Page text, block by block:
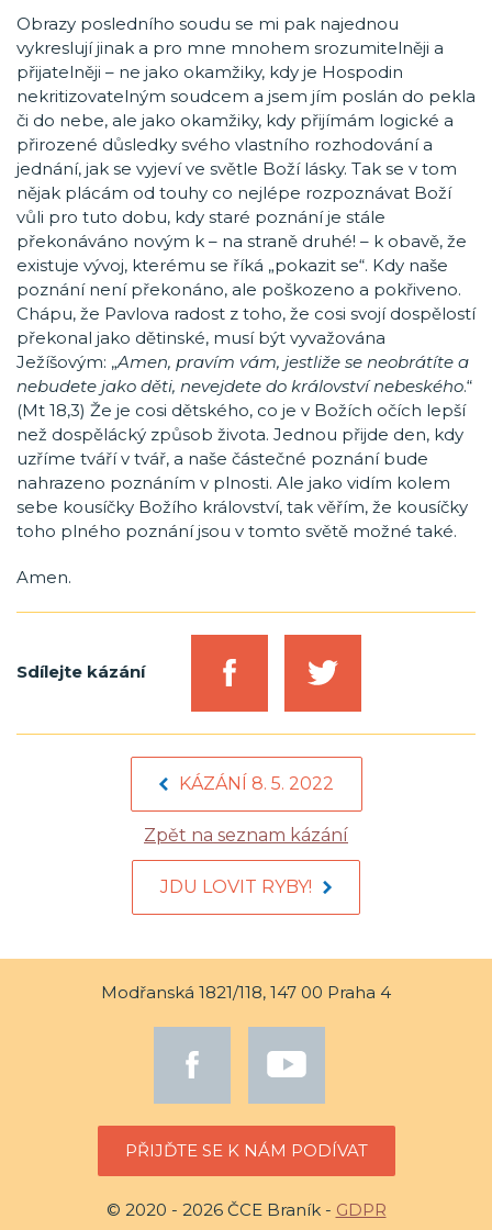
Obrazy posledního soudu se mi pak najednou
vykreslují jinak a pro mne mnohem srozumitelněji a
přijatelněji – ne jako okamžiky, kdy je Hospodin
nekritizovatelným soudcem a jsem jím poslán do pekla
či do nebe, ale jako okamžiky, kdy přijímám logické a
přirozené důsledky svého vlastního rozhodování a
jednání, jak se vyjeví ve světle Boží lásky. Tak se v tom
nějak plácám od touhy co nejlépe rozpoznávat Boží
vůli pro tuto dobu, kdy staré poznání je stále
překonáváno novým k – na straně druhé! – k obavě, že
existuje vývoj, kterému se říká „pokazit se“. Kdy naše
poznání není překonáno, ale poškozeno a pokřiveno.
Chápu, že Pavlova radost z toho, že cosi svojí dospělostí
překonal jako dětinské, musí být vyvažována
Ježíšovým: „Amen, pravím vám, jestliže se neobrátíte a
nebudete jako děti, nevejdete do království nebeského.“
(Mt 18,3) Že je cosi dětského, co je v Božích očích lepší
než dospělácký způsob života. Jednou přijde den, kdy
uzříme tváří v tvář, a naše částečné poznání bude
nahrazeno poznáním v plnosti. Ale jako vidím kolem
sebe kousíčky Božího království, tak věřím, že kousíčky
toho plného poznání jsou v tomto světě možné také.
Amen.
Sdílejte kázání
KÁZÁNÍ 8. 5. 2022
Zpět na seznam kázání
JDU LOVIT RYBY!
Modřanská 1821/118, 147 00 Praha 4
PŘIJĎTE SE K NÁM PODÍVAT
© 2020 - 2026 ČCE Braník - GDPR